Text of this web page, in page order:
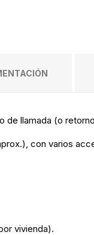
de llamada (o
con varios
vivienda).